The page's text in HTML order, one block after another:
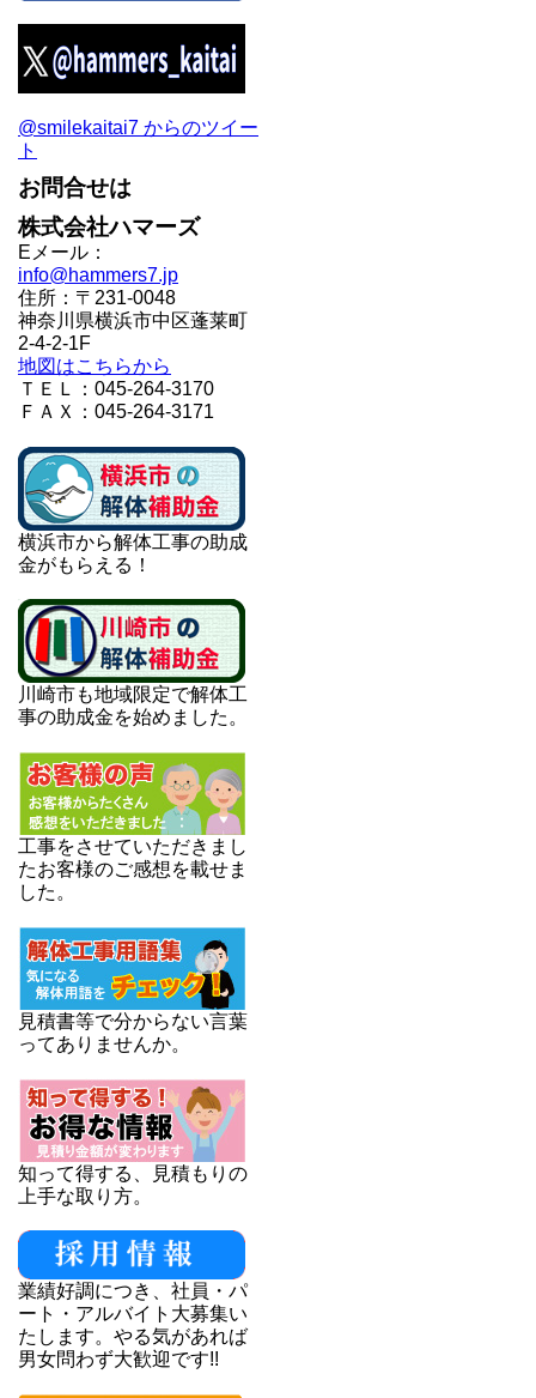
@smilekaitai7 からのツイー
ト
お問合せは
株式会社ハマーズ
Eメール：
info@hammers7.jp
住所：〒231-0048
神奈川県横浜市中区蓬莱町
2-4-2-1F
地図はこちらから
ＴＥＬ：045-264-3170
ＦＡＸ：045-264-3171
横浜市から解体工事の助成
金がもらえる！
川崎市も地域限定で解体工
事の助成金を始めました。
工事をさせていただきまし
たお客様のご感想を載せま
した。
見積書等で分からない言葉
ってありませんか。
知って得する、見積もりの
上手な取り方。
業績好調につき、社員・パ
ート・アルバイト大募集い
たします。やる気があれば
男女問わず大歓迎です!!